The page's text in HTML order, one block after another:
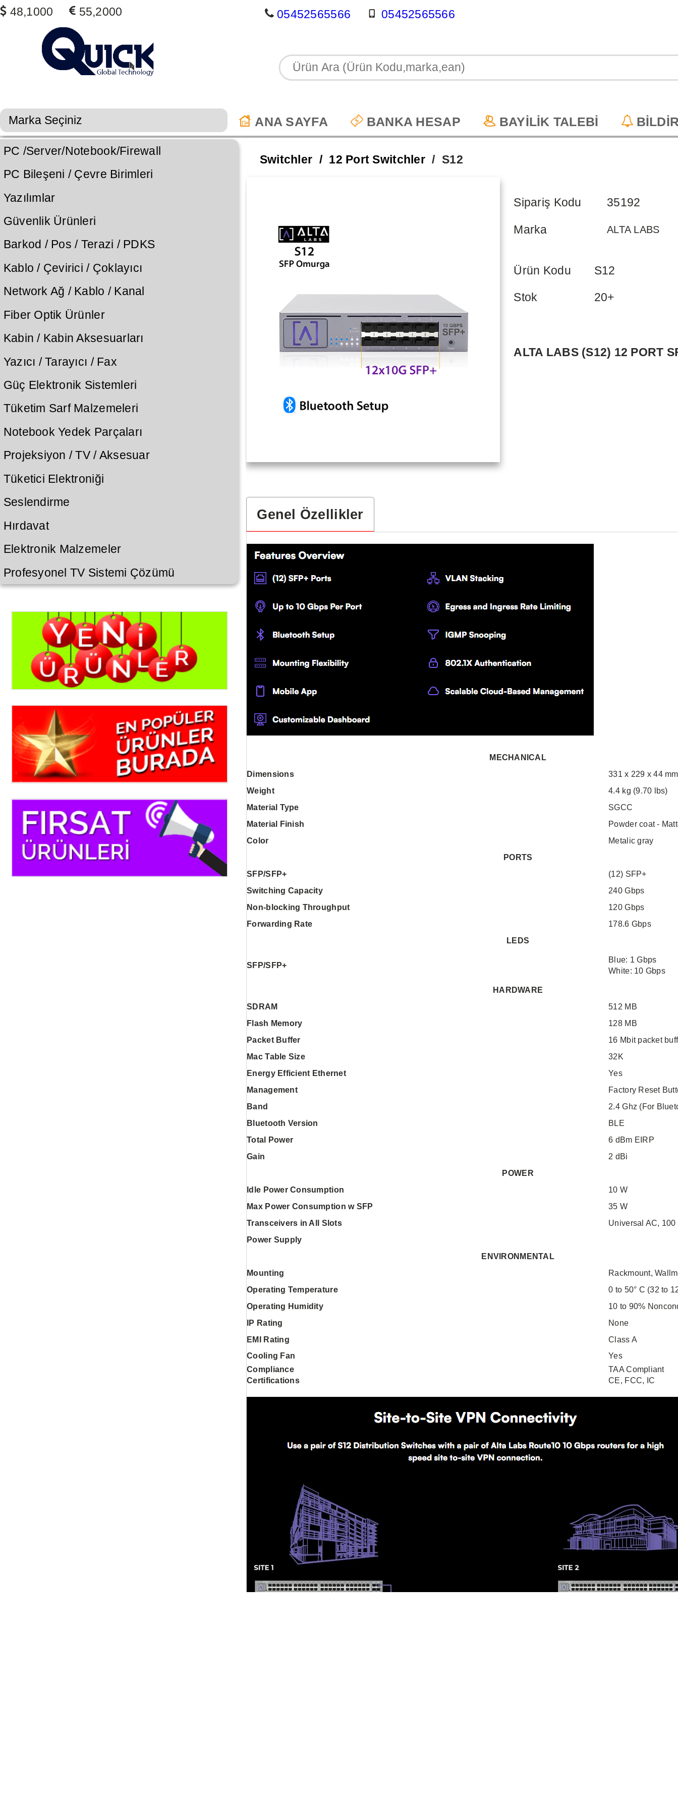
48,1000 55,2000 05452565566 05452565566
ANA SAYFA BANKA HESAP BAYİLİK TALEBİ
PC /Server/Notebook/Firewall
PC Bileşeni / Çevre Birimleri
Yazılımlar
Güvenlik Ürünleri
Barkod / Pos / Terazi / PDKS
Kablo / Çevirici / Çoklayıcı
Network Ağ / Kablo / Kanal
Fiber Optik Ürünler
Kabin / Kabin Aksesuarları
Yazıcı / Tarayıcı / Fax
Güç Elektronik Sistemleri
Tüketim Sarf Malzemeleri
Notebook Yedek Parçaları
Projeksiyon / TV / Aksesuar
Tüketici Elektroniği
Seslendirme
Hırdavat
Elektronik Malzemeler
Profesyonel TV Sistemi Çözümü
Switchler 12 Port Switchler S12
Sipariş Kodu 35192
Marka ALTA LABS
Ürün Kodu S12
Stok 20+
ALTA LABS (S12) 12 PORT
Genel Özellikler
MECHANICAL
Dimensions
331 x 229 x 44
Weight
4.4 kg (9.70 lbs)
Material Type
SGCC
Material Finish
Powder coat -
Color
Metalic gray
PORTS
SFP/SFP+
(12) SFP+
Switching Capacity
240 Gbps
Non-blocking Throughput
120 Gbps
Forwarding Rate
178.6 Gbps
LEDS
SFP/SFP+
Blue: 1 Gbps
White: 10 Gbps
HARDWARE
SDRAM
512 MB
Flash Memory
128 MB
Packet Buffer
16 Mbit packet
Mac Table Size
32K
Energy Efficient Ethernet
Yes
Management
Factory Reset
Band
2.4 Ghz (For
Bluetooth Version
BLE
Total Power
6 dBm EIRP
Gain
2 dBi
POWER
Idle Power Consumption
10 W
Max Power Consumption w SFP
35 W
Transceivers in All Slots
Universal AC,
Power Supply
ENVIRONMENTAL
Mounting
Rackmount,
Operating Temperature
0 to 50° C (32 to
Operating Humidity
10 to 90%
IP Rating
None
EMI Rating
Class A
Cooling Fan
Yes
Compliance
TAA Compliant
Certifications
CE, FCC, IC